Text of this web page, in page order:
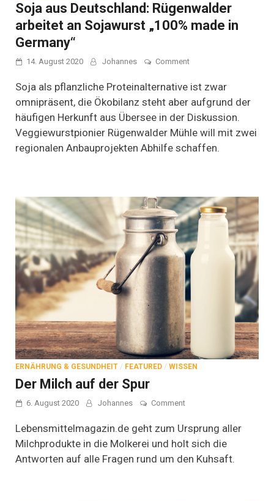
Soja aus Deutschland: Rügenwalder
arbeitet an Sojawurst „100% made in
Germany“
14. August 2020 Johannes Commenton
aus
Rügenwalder
arbeitet
an
Sojawurst
„100%
Soja als pflanzliche Proteinalternative ist zwar
omnipräsent, die Ökobilanz steht aber aufgrund der
häufigen Herkunft aus Übersee in der Diskussion.
Veggiewurstpionier Rügenwalder Mühle will mit zwei
regionalen Anbauprojekten Abhilfe schaffen.
ERNÄHRUNG & GESUNDHEIT / FEATURED / WISSEN
Der Milch auf der Spur
6. August 2020 Johannes Commenton
auf
der
Spur
Lebensmittelmagazin.de geht zum Ursprung aller
Milchprodukte in die Molkerei und holt sich die
Antworten auf alle Fragen rund um den Kuhsaft.